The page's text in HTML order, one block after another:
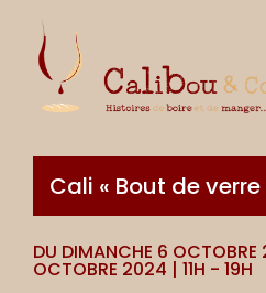
Cali « Bout de
DU DIMANCHE 6
OCTOBRE 2024 | 11H - 19H